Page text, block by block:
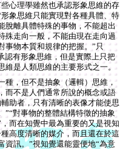
心理學雖然也承認形象思維的存
象思維只能實現對各種具體、特
離具體特殊的事物，不能超出
殊走向一般，不能由現在走向過
事物本質和規律的把握。”只
認有形象思維，但是實際上只把
是人類思維的主要形式之一。
，但不是抽象（邏輯）思維，
而不是人們通常所說的概念或語
助者，只有清晰的表像才能使思
”“對事物的整體結構特徵的抽象
而在知覺中最為重要的又是視知
高度清晰的媒介，而且還在於這
資訊。”視知覺還能靈便地“為意